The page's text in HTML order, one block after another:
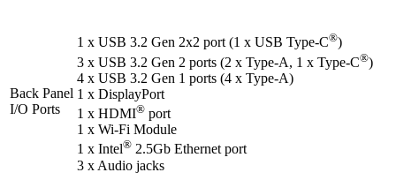
Back Panel
I/O Ports
1 x USB 3.2 Gen 2x2 port (1 x USB Type-C®)
3 x USB 3.2 Gen 2 ports (2 x Type-A, 1 x Type-C®)
4 x USB 3.2 Gen 1 ports (4 x Type-A)
1 x DisplayPort
1 x HDMI® port
1 x Wi-Fi Module
1 x Intel® 2.5Gb Ethernet port
3 x Audio jacks